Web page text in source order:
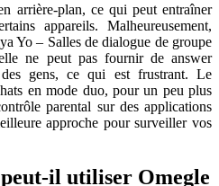
arrière-plan, ce qui peut entraîner
appareils. Malheureusement,
Yo – Salles de dialogue de groupe
ne peut pas fournir de answer
des gens, ce qui est frustrant. Le
en mode duo, pour un peu plus
parental sur des applications
approche pour surveiller vos
il utiliser Omegle